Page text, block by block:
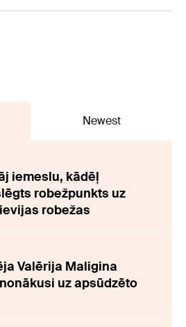
Newest
iemeslu, kādēļ
robežpunkts uz
robežas
Valērija Maligina
uz apsūdzēto